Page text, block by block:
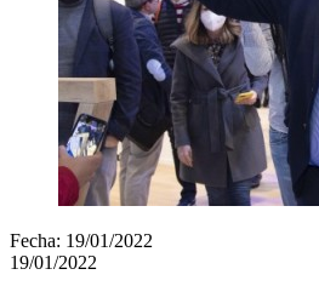
Fecha: 19/01/2022
19/01/2022